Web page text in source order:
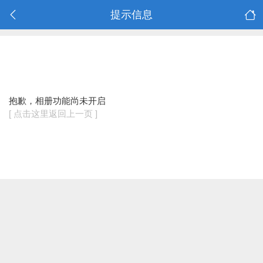
提示信息
抱歉，相册功能尚未开启
[ 点击这里返回上一页 ]